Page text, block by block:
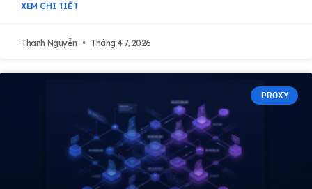
XEM CHI TIẾT
Thanh Nguyễn Tháng 4 7, 2026
PROXY